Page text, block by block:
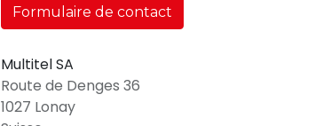
Formulaire de contact
Multitel SA
Route de Denges 36
1027 Lonay